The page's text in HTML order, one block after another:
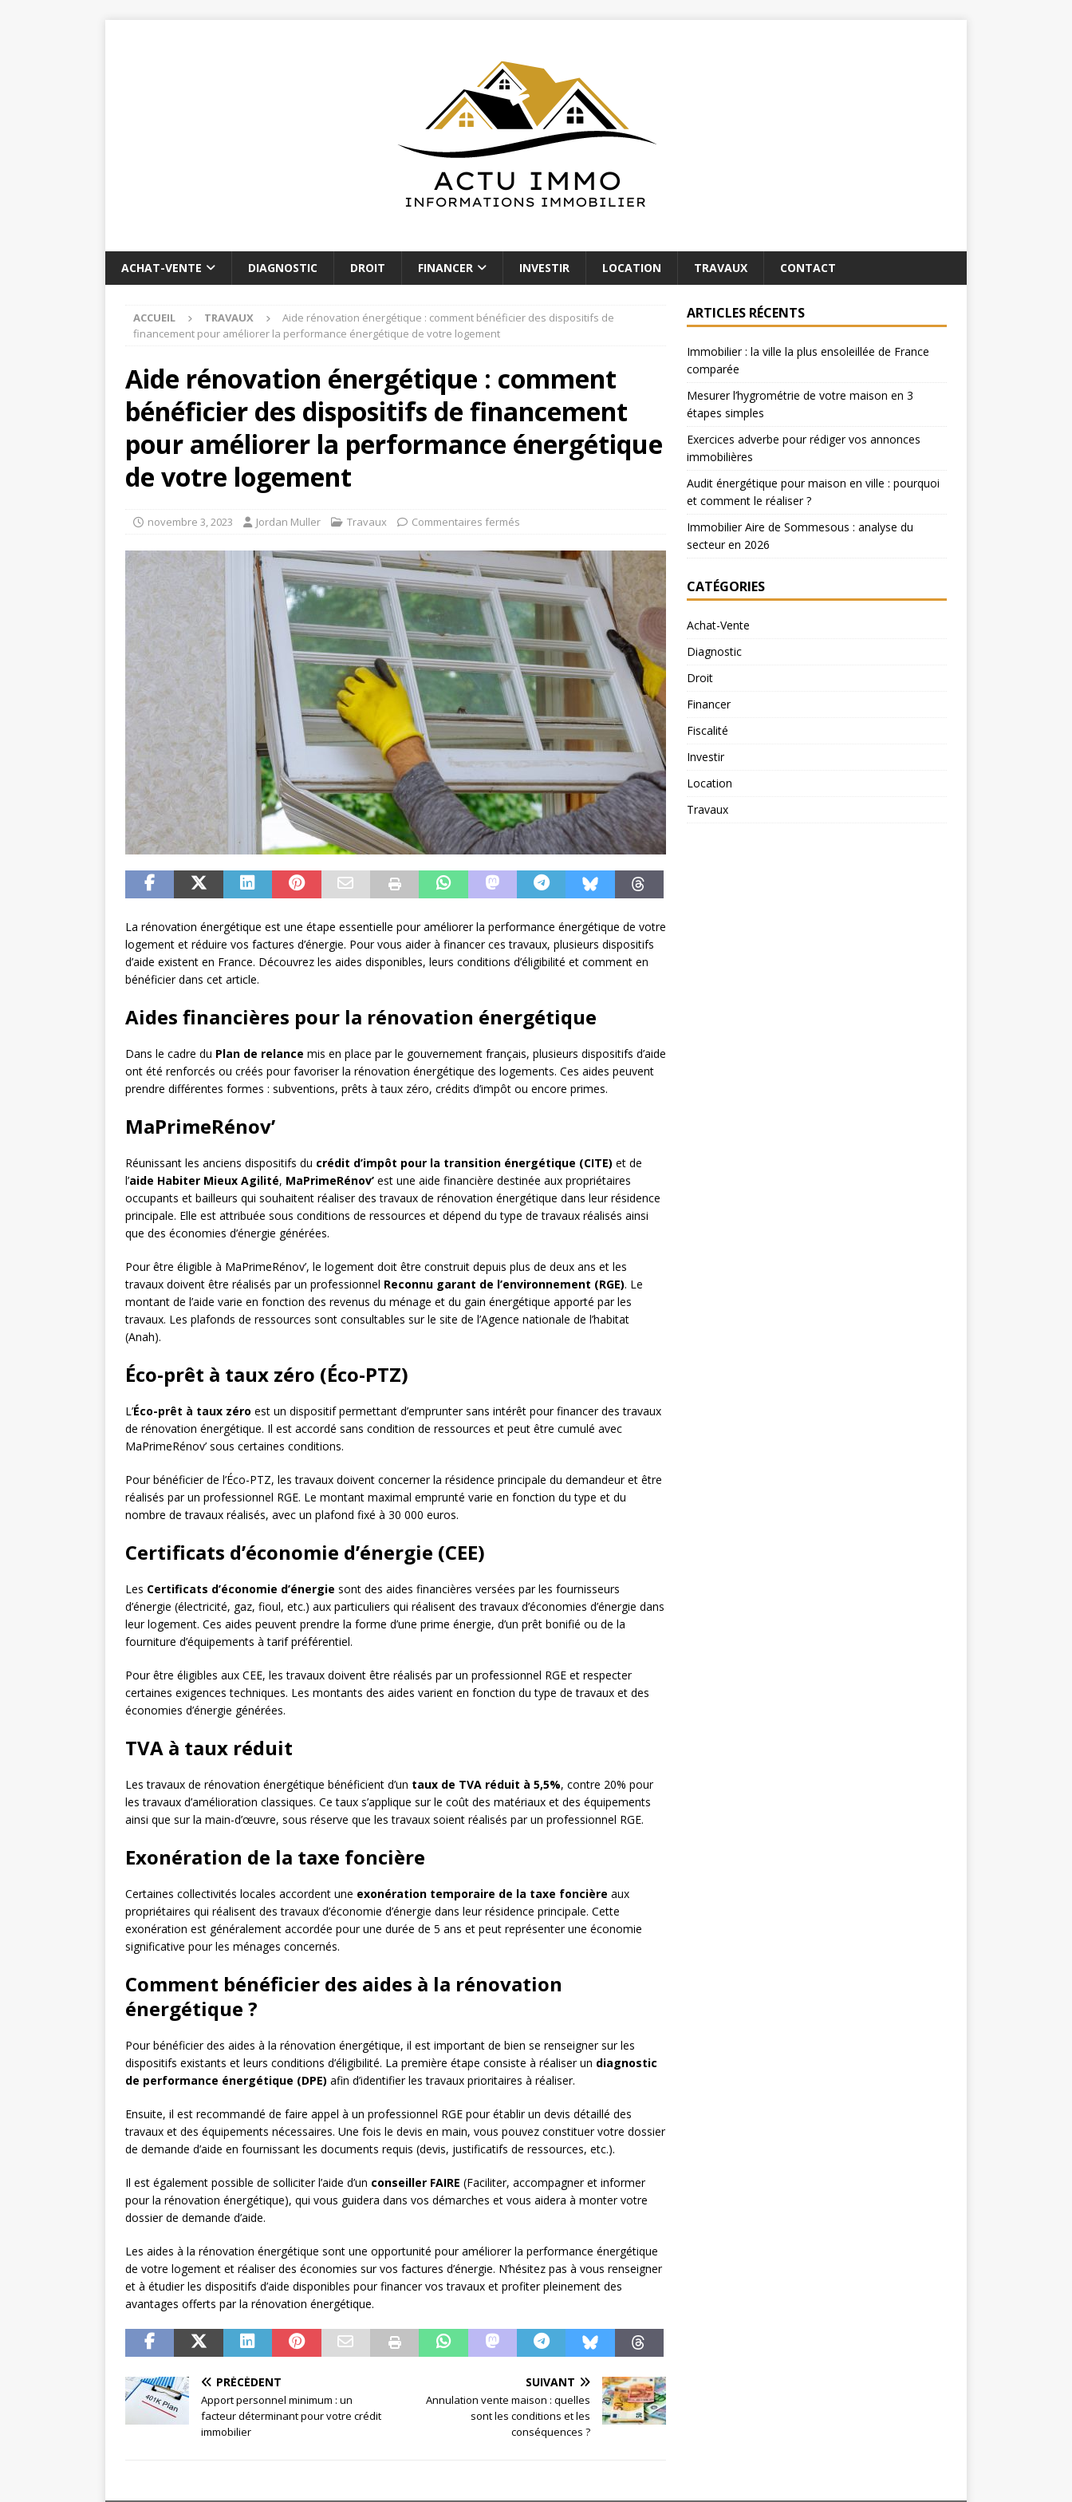
ACHAT-VENTE DIAGNOSTIC DROIT FINANCER INVESTIR LOCATION TRAVAUX CONTACT
ACCUEIL TRAVAUX
Aide rénovation énergétique : comment bénéficier des dispositifs de
financement pour améliorer la performance énergétique de votre logement
Aide rénovation énergétique : comment
bénéficier des dispositifs de financement
pour améliorer la performance énergétique
de votre logement
novembre 3, 2023 Jordan Muller Travaux Commentaires fermés
La rénovation énergétique est une étape essentielle pour améliorer la performance énergétique de votre
logement et réduire vos factures d’énergie. Pour vous aider à financer ces travaux, plusieurs dispositifs
d’aide existent en France. Découvrez les aides disponibles, leurs conditions d’éligibilité et comment en
bénéficier dans cet article.
Aides financières pour la rénovation énergétique
Dans le cadre du Plan de relance mis en place par le gouvernement français, plusieurs dispositifs d’aide
ont été renforcés ou créés pour favoriser la rénovation énergétique des logements. Ces aides peuvent
prendre différentes formes : subventions, prêts à taux zéro, crédits d’impôt ou encore primes.
MaPrimeRénov’
Réunissant les anciens dispositifs du crédit d’impôt pour la transition énergétique (CITE) et de
l’aide Habiter Mieux Agilité, MaPrimeRénov’ est une aide financière destinée aux propriétaires
occupants et bailleurs qui souhaitent réaliser des travaux de rénovation énergétique dans leur résidence
principale. Elle est attribuée sous conditions de ressources et dépend du type de travaux réalisés ainsi
que des économies d’énergie générées.
Pour être éligible à MaPrimeRénov’, le logement doit être construit depuis plus de deux ans et les
travaux doivent être réalisés par un professionnel Reconnu garant de l’environnement (RGE). Le
montant de l’aide varie en fonction des revenus du ménage et du gain énergétique apporté par les
travaux. Les plafonds de ressources sont consultables sur le site de l’Agence nationale de l’habitat
(Anah).
Éco-prêt à taux zéro (Éco-PTZ)
L’Éco-prêt à taux zéro est un dispositif permettant d’emprunter sans intérêt pour financer des travaux
de rénovation énergétique. Il est accordé sans condition de ressources et peut être cumulé avec
MaPrimeRénov’ sous certaines conditions.
Pour bénéficier de l’Éco-PTZ, les travaux doivent concerner la résidence principale du demandeur et être
réalisés par un professionnel RGE. Le montant maximal emprunté varie en fonction du type et du
nombre de travaux réalisés, avec un plafond fixé à 30 000 euros.
Certificats d’économie d’énergie (CEE)
Les Certificats d’économie d’énergie sont des aides financières versées par les fournisseurs
d’énergie (électricité, gaz, fioul, etc.) aux particuliers qui réalisent des travaux d’économies d’énergie dans
leur logement. Ces aides peuvent prendre la forme d’une prime énergie, d’un prêt bonifié ou de la
fourniture d’équipements à tarif préférentiel.
Pour être éligibles aux CEE, les travaux doivent être réalisés par un professionnel RGE et respecter
certaines exigences techniques. Les montants des aides varient en fonction du type de travaux et des
économies d’énergie générées.
TVA à taux réduit
Les travaux de rénovation énergétique bénéficient d’un taux de TVA réduit à 5,5%, contre 20% pour
les travaux d’amélioration classiques. Ce taux s’applique sur le coût des matériaux et des équipements
ainsi que sur la main-d’œuvre, sous réserve que les travaux soient réalisés par un professionnel RGE.
Exonération de la taxe foncière
Certaines collectivités locales accordent une exonération temporaire de la taxe foncière aux
propriétaires qui réalisent des travaux d’économie d’énergie dans leur résidence principale. Cette
exonération est généralement accordée pour une durée de 5 ans et peut représenter une économie
significative pour les ménages concernés.
Comment bénéficier des aides à la rénovation
énergétique ?
Pour bénéficier des aides à la rénovation énergétique, il est important de bien se renseigner sur les
dispositifs existants et leurs conditions d’éligibilité. La première étape consiste à réaliser un diagnostic
de performance énergétique (DPE) afin d’identifier les travaux prioritaires à réaliser.
Ensuite, il est recommandé de faire appel à un professionnel RGE pour établir un devis détaillé des
travaux et des équipements nécessaires. Une fois le devis en main, vous pouvez constituer votre dossier
de demande d’aide en fournissant les documents requis (devis, justificatifs de ressources, etc.).
Il est également possible de solliciter l’aide d’un conseiller FAIRE (Faciliter, accompagner et informer
pour la rénovation énergétique), qui vous guidera dans vos démarches et vous aidera à monter votre
dossier de demande d’aide.
Les aides à la rénovation énergétique sont une opportunité pour améliorer la performance énergétique
de votre logement et réaliser des économies sur vos factures d’énergie. N’hésitez pas à vous renseigner
et à étudier les dispositifs d’aide disponibles pour financer vos travaux et profiter pleinement des
avantages offerts par la rénovation énergétique.
PRÉCÉDENT
Apport personnel minimum : un
facteur déterminant pour votre crédit
immobilier
SUIVANT
Annulation vente maison : quelles
sont les conditions et les
conséquences ?
ARTICLES RÉCENTS
Immobilier : la ville la plus ensoleillée de France
comparée
Mesurer l’hygrométrie de votre maison en 3
étapes simples
Exercices adverbe pour rédiger vos annonces
immobilières
Audit énergétique pour maison en ville : pourquoi
et comment le réaliser ?
Immobilier Aire de Sommesous : analyse du
secteur en 2026
CATÉGORIES
Achat-Vente
Diagnostic
Droit
Financer
Fiscalité
Investir
Location
Travaux